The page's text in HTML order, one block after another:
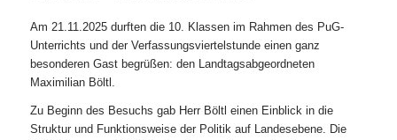
Am 21.11.2025 durften die 10. Klassen im Rahmen des PuG-
Unterrichts und der Verfassungsviertelstunde einen ganz
besonderen Gast begrüßen: den Landtagsabgeordneten
Maximilian Böltl.
Zu Beginn des Besuchs gab Herr Böltl einen Einblick in die
Struktur und Funktionsweise der Politik auf Landesebene. Die